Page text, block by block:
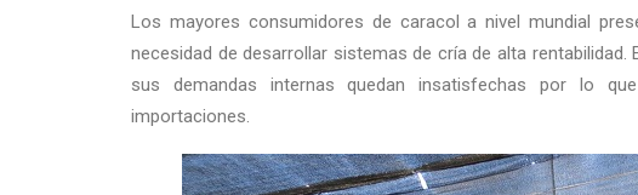
Los mayores consumidores de caracol a nivel mundial
necesidad de desarrollar sistemas de cría de alta
sus demandas internas quedan insatisfechas por lo
importaciones.